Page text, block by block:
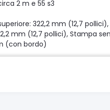
2 m e 55 s3
322,2 mm (12,7
mm (12,7 pollici), Stampa
(con bordo)
ciascuno 0 mm